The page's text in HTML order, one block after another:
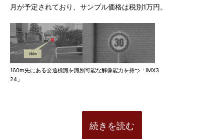
月が予定されており、サンプル価格は税別1万円。
160m先にある交通標識を識別可能な解像能力を持つ「IMX3
24」
続きを読む